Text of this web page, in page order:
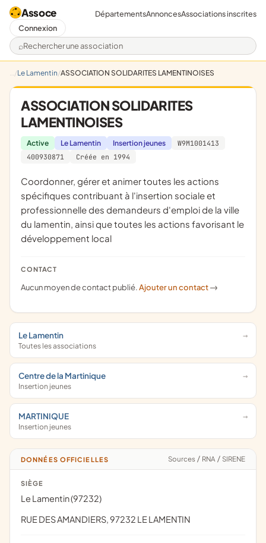
Assoce
Rechercher une association
DépartementsAnnoncesAssociations inscrites
Connexion
Le Lamentin ASSOCIATION SOLIDARITES LAMENTINOISES
ASSOCIATION SOLIDARITES
LAMENTINOISES
Active Le Lamentin Insertion jeunes
W9M1001413
400930871
Créée en 1994
coordonner, gérer et animer toutes les actions
spécifiques contribuant à l'insertion sociale et
professionnelle des demandeurs d'emploi de la ville
du lamentin, ainsi que toutes les actions favorisant le
développement local
CONTACT
Aucun moyen de contact publié.Ajouter un contact ->
Le Lamentin
Toutes les associations
Centre de la Martinique
Insertion jeunes
MARTINIQUE
Insertion jeunes
DONNÉES OFFICIELLES Sources / RNA / SIRENE
SIÈGE
Le Lamentin (97232)
RUE DES AMANDIERS, 97232 LE LAMENTIN